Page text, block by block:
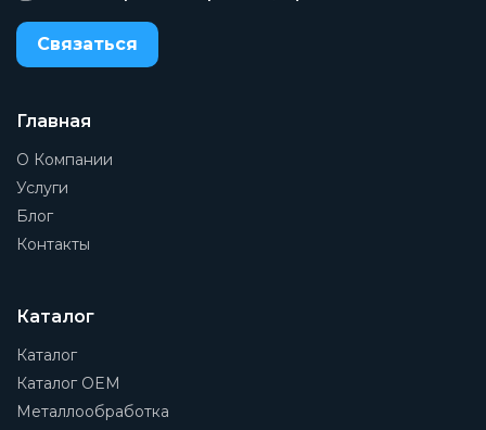
Связаться
Главная
О Компании
Услуги
Блог
Контакты
Каталог
Каталог
Каталог OEM
Металлообработка